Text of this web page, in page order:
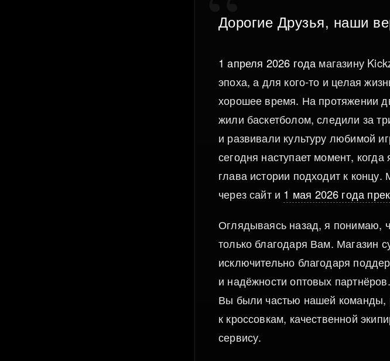
Дорогие Друзья, наши
1 апреля 2026 года магазину
эпоха, а для кого-то и целая
хорошее время. На протяжении
жили баскетболом, следили за
и развивали культуру любимой
сегодня наступает момент,
глава истории подходит к
через сайт и 1 мая 2026 года
Оглядываясь назад, я понимаю,
только благодаря Вам. Магазин
исключительно благодаря
и надёжности оптовых
Вы были частью нашей команды,
к кроссовкам, качественной
сервису.